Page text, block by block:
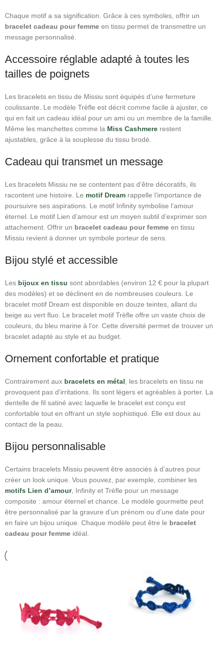
Chaque motif a sa signification. Grâce à ces symboles, offrir un
bracelet cadeau pour femme en tissu permet de transmettre un
message personnalisé.
Accessoire réglable adapté à toutes les
tailles de poignets
Les bracelets en tissu de Missiu sont équipés d’une fermeture
coulissante. Le modèle Trèfle est décrit comme facile à ajuster, ce
qui en fait un cadeau idéal pour un ami ou un membre de la famille.
Même les manchettes comme la Miss Cashmere restent
ajustables, grâce à la souplesse du tissu brodé.
Cadeau qui transmet un message
Les bracelets Missiu ne se contentent pas d’être décoratifs, ils
racontent une histoire. Le motif Dream rappelle l’importance de
poursuivre ses aspirations. Le motif Infinity symbolise l’amour
éternel. Le motif Lien d’amour est un moyen subtil d’exprimer son
attachement. Offrir un bracelet cadeau pour femme en tissu
Missiu revient à donner un symbole porteur de sens.
Bijou stylé et accessible
Les bijoux en tissu sont abordables (environ 12 € pour la plupart
des modèles) et se déclinent en de nombreuses couleurs. Le
bracelet motif Dream est disponible en douze teintes, allant du
beige au vert fluo. Le bracelet motif Trèfle offre un vaste choix de
couleurs, du bleu marine à l’or. Cette diversité permet de trouver un
bracelet adapté au style et au budget.
Ornement confortable et pratique
Contrairement aux bracelets en métal , les bracelets en tissu ne
provoquent pas d’irritations. Ils sont légers et agréables à porter. La
dentelle de fil satiné avec laquelle le bracelet est conçu est
confortable tout en offrant un style sophistiqué. Elle est doux au
contact de la peau.
Bijou personnalisable
Certains bracelets Missiu peuvent être associés à d’autres pour
créer un look unique. Vous pouvez, par exemple, combiner les
motifs Lien d’amour, Infinity et Trèfle pour un message
composite : amour éternel et chance. Le modèle gourmette peut
être personnalisé par la gravure d’un prénom ou d’une date pour
en faire un bijou unique. Chaque modèle peut être le bracelet
cadeau pour femme idéal.